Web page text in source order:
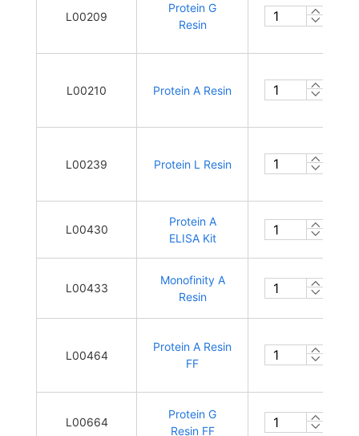
L00209
Protein G
Resin
L00210 Protein A Resin
L00239 Protein L Resin
L00430
Protein A
ELISA Kit
L00433
Monofinity A
Resin
L00464
Protein A Resin
FF
L00664
Protein G
Resin FF